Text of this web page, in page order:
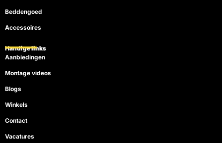
Beddengoed
Accessoires
Handige links
Aanbiedingen
Montage videos
Blogs
Winkels
Contact
Vacatures